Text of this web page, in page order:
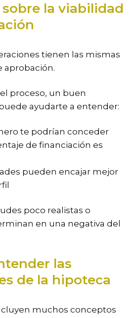
la viabilidad
tienen las mismas
aprobación.
proceso, un buen
ayudarte a entender:
te podrían conceder
de financiación es
pueden encajar mejor
poco realistas o
en una negativa del
las
de la hipoteca
muchos conceptos